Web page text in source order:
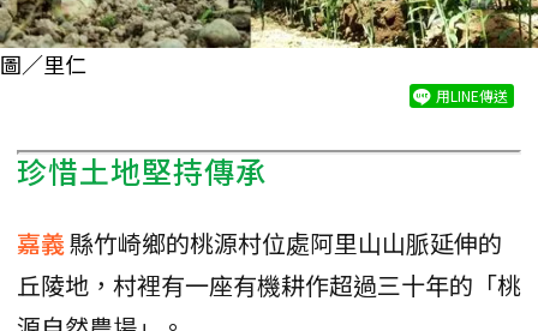
圖／里仁
用LINE傳送
珍惜土地堅持傳承
嘉義縣竹崎鄉的桃源村位處阿里山山脈延伸的
丘陵地，村裡有一座有機耕作超過三十年的「桃